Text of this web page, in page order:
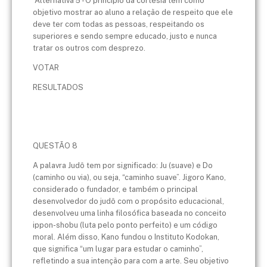
objetivo mostrar ao aluno a relação de respeito que ele
deve ter com todas as pessoas, respeitando os
superiores e sendo sempre educado, justo e nunca
tratar os outros com desprezo.
VOTAR
RESULTADOS
QUESTÃO 8
A palavra Judô tem por significado: Ju (suave) e Do
(caminho ou via), ou seja, “caminho suave”. Jigoro Kano,
considerado o fundador, e também o principal
desenvolvedor do judô com o propósito educacional,
desenvolveu uma linha filosófica baseada no conceito
ippon-shobu (luta pelo ponto perfeito) e um código
moral. Além disso, Kano fundou o Instituto Kodokan,
que significa “um lugar para estudar o caminho”,
refletindo a sua intenção para com a arte. Seu objetivo